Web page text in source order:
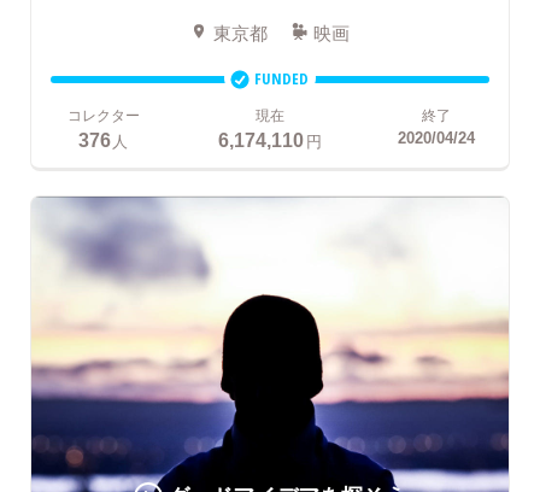
東京都 映画
FUNDED
コレクター
376 人
現在
6,174,110円
終了
2020/04/24